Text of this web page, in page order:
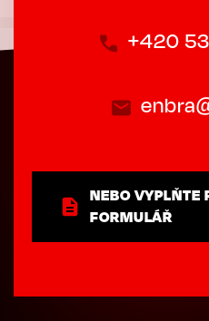
+420
NEBO VYPLŇTE
FORMULÁŘ